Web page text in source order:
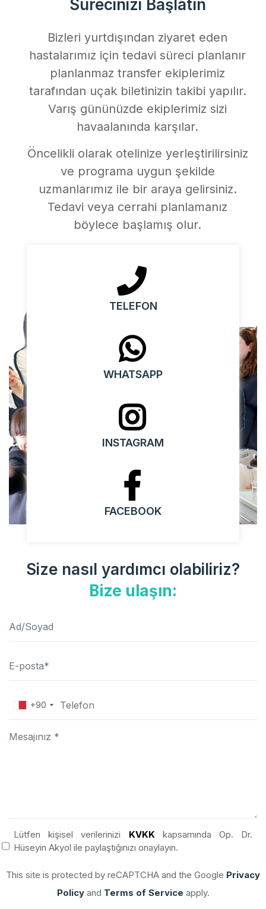
Sürecinizi Başlatın
Bizleri yurtdışından ziyaret eden
hastalarımız için tedavi süreci planlanır
planlanmaz transfer ekiplerimiz
tarafından uçak biletinizin takibi yapılır.
Varış gününüzde ekiplerimiz sizi
havaalanında karşılar.
Öncelikli olarak otelinize yerleştirilirsiniz
ve programa uygun şekilde
uzmanlarımız ile bir araya gelirsiniz.
Tedavi veya cerrahi planlamanız
böylece başlamış olur.
TELEFON
WHATSAPP
INSTAGRAM
FACEBOOK
Size nasıl yardımcı olabiliriz?
Bize ulaşın:
+90
Lütfen kişisel verilerinizi KVKKkapsamında Op. Dr.
Hüseyin Akyol ile paylaştığınızı onaylayın.
This site is protected by reCAPTCHA and the Google Privacy
Policyand Terms of Service apply.